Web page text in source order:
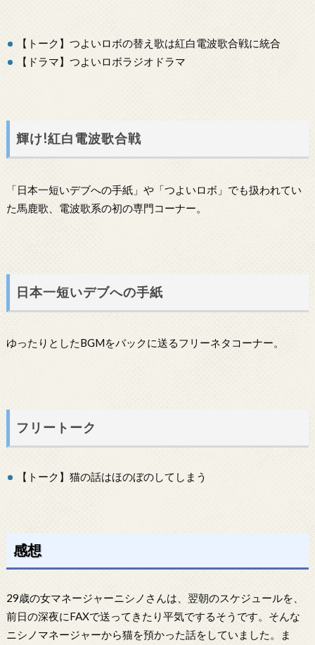
【トーク】つよいロボの替え歌は紅白電波歌合戦に統合
【ドラマ】つよいロボラジオドラマ
輝け!紅白電波歌合戦
「日本一短いデブへの手紙」や「つよいロボ」でも扱われてい
た馬鹿歌、電波歌系の初の専門コーナー。
日本一短いデブへの手紙
ゆったりとしたBGMをバックに送るフリーネタコーナー。
フリートーク
【トーク】猫の話はほのぼのしてしまう
感想
29歳の女マネージャーニシノさんは、翌朝のスケジュールを、
前日の深夜にFAXで送ってきたり平気でするそうです。そんな
ニシノマネージャーから猫を預かった話をしていました。ま